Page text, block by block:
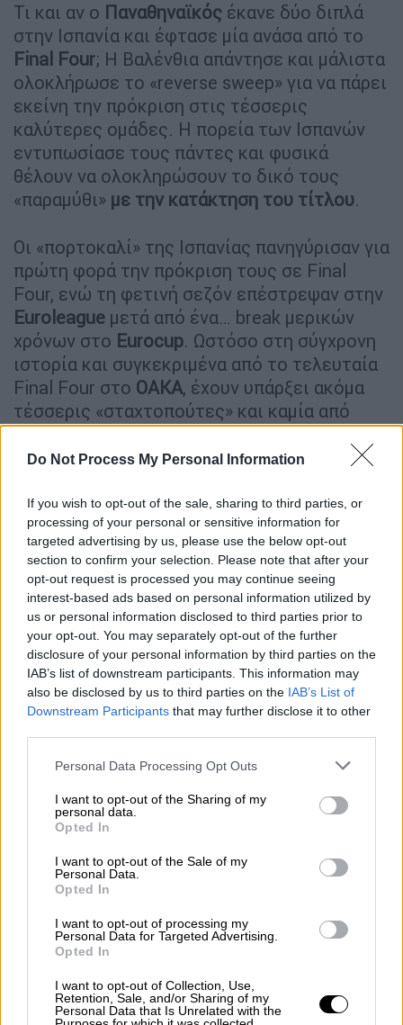
Do Not Process My Personal Information
If you wish to opt-out of the sale, sharing to third parties, or
processing of your personal or sensitive information for
targeted advertising by us, please use the below opt-out
section to confirm your selection. Please note that after your
opt-out request is processed you may continue seeing
interest-based ads based on personal information utilized by
us or personal information disclosed to third parties prior to
your opt-out. You may separately opt-out of the further
disclosure of your personal information by third parties on the
IAB’s list of downstream participants. This information may
also be disclosed by us to third parties on the IAB’s List of
Downstream Participants that may further disclose it to other
Please note that this website/app uses one or more Google
not limited to your visit or usage behaviour. You may click to
grant or deny consent to Google and its third-party tags to
use your data for below specified purposes in below Google
consent section.
Personal Data Processing Opt Outs
I want to opt-out of the Sharing of my
personal data.
Opted In
I want to opt-out of the Sale of my
Personal Data.
Opted In
I want to opt-out of processing my
Personal Data for Targeted Advertising.
Opted In
I want to opt-out of Collection, Use,
Retention, Sale, and/or Sharing of my
Personal Data that Is Unrelated with the
Τι και αν ο Παναθηναϊκός έκανε δύο διπλά
στην Ισπανία και έφτασε μία ανάσα από το
Final Four; Η Βαλένθια απάντησε και μάλιστα
ολοκλήρωσε το «reverse sweep» για να πάρει
εκείνη την πρόκριση στις τέσσερις
καλύτερες ομάδες. Η πορεία των Ισπανών
εντυπωσίασε τους πάντες και φυσικά
θέλουν να ολοκληρώσουν το δικό τους
«παραμύθι» με την κατάκτηση του τίτλου.
Οι «πορτοκαλί» της Ισπανίας πανηγύρισαν για
πρώτη φορά την πρόκριση τους σε Final
Four, ενώ τη φετινή σεζόν επέστρεψαν στην
Euroleague μετά από ένα… break μερικών
χρόνων στο Eurocup. Ωστόσο στη σύγχρονη
ιστορία και συγκεκριμένα από το τελευταία
Final Four στο ΟΑΚΑ, έχουν υπάρξει ακόμα
τέσσερις «σταχτοπούτες» και καμία από
αυτές δεν μπόρεσε να πάρει το ευρωπαϊκό
στην πρώτη της συμμετοχή.
Η πρωτάρα Μάλαγα και το «στοπ»
από Παπαλουκά
Στο τελευταίο Final Four που διοργανώθηκε
σε ελληνικό έδαφος, είχε εξασφαλίσει τη
συμμετοχή της για πρώτη φορά ηΟυνικάχα
Μάλαγα. Η τότε ομάδα τουΣέρχιο Σκαριόλο
άφησε εκτός τηνΜπαρτσελόναγια να
σφραγίσει το εισιτήριο της στους «4» της
διοργάνωσης, όπου και αντιμετώπισε την
Θοδωρή Παπαλουκά
Ο Έλληνας γκαρντ ήταν ο απόλυτος
ολοκλήρωσε την αναμέτρηση με 11 πόντους,
7 ριμπάουντ και 4 ασίστ για να της χαρίσει
την πρόκριση στον τελικό. Τελικά ο
Παναθηναϊκόςκατέκτησε τον τίτλο της
Euroleague εκείνη τη χρονιά, με την Ουνικάχα
να μην ολοκληρώνει το δικό της «παραμύθι»
Το «ντεμπούτο» της Φενέρ του
Ομπράντοβιτς και της Λοκομοτίβ του
Μπαρτζώκα